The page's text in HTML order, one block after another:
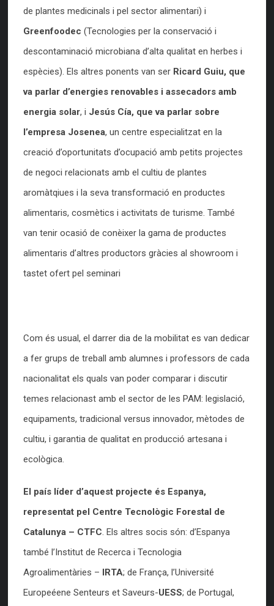
de plantes medicinals i pel sector alimentari) i
Greenfoodec (Tecnologies per la conservació i
descontaminació microbiana d’alta qualitat en herbes i
espècies). Els altres ponents van ser Ricard Guiu, que
va parlar d’energies renovables i assecadors amb
energia solar, i Jesús Cía, que va parlar sobre
l’empresa Josenea, un centre especialitzat en la
creació d’oportunitats d’ocupació amb petits projectes
de negoci relacionats amb el cultiu de plantes
aromàtqiues i la seva transformació en productes
alimentaris, cosmètics i activitats de turisme. També
van tenir ocasió de conèixer la gama de productes
alimentaris d’altres productors gràcies al showroom i
tastet ofert pel seminari
Com és usual, el darrer dia de la mobilitat es van dedicar
a fer grups de treball amb alumnes i professors de cada
nacionalitat els quals van poder comparar i discutir
temes relacionast amb el sector de les PAM: legislació,
equipaments, tradicional versus innovador, mètodes de
cultiu, i garantia de qualitat en producció artesana i
ecològica.
El país líder d’aquest projecte és Espanya,
representat pel Centre Tecnològic Forestal de
Catalunya – CTFC. Els altres socis són: d’Espanya
també l’Institut de Recerca i Tecnologia
Agroalimentàries – IRTA; de França, l’Université
Europeéene Senteurs et Saveurs-UESS; de Portugal,